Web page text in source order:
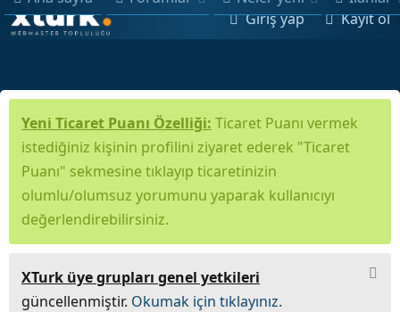
Giriş yap Kayıt ol
Yeni Ticaret Puanı Özelliği: Ticaret Puanı vermek
istediğiniz kişinin profilini ziyaret ederek "Ticaret
Puanı" sekmesine tıklayıp ticaretinizin
olumlu/olumsuz yorumunu yaparak kullanıcıyı
değerlendirebilirsiniz.
XTurk üye grupları genel yetkileri
güncellenmiştir. Okumak için tıklayınız.